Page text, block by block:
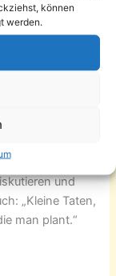
können
werden.
ab 19 Uhr an
auf der
würden uns
und
„Kleine Taten,
man plant.“